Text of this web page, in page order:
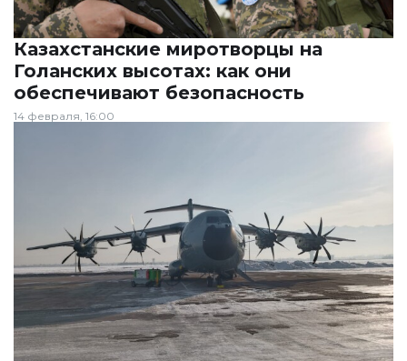
Казахстанские миротворцы на
Голанских высотах: как они
обеспечивают безопасность
14 февраля, 16:00